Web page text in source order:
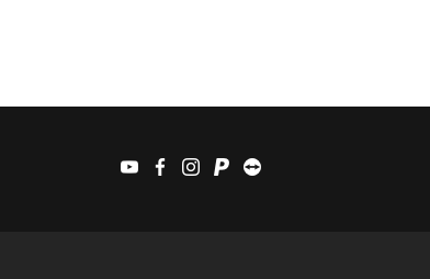
youtubefacebook
instagram
paypalteamviewer